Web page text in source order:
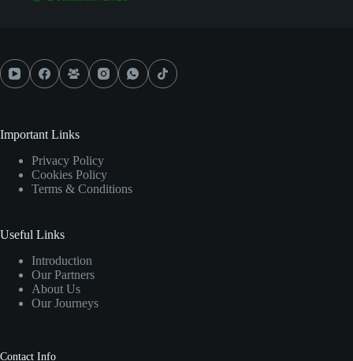
Important Links
Privacy Policy
Cookies Policy
Terms & Conditions
Useful Links
Introduction
Our Partners
About Us
Our Journeys
Contact Info